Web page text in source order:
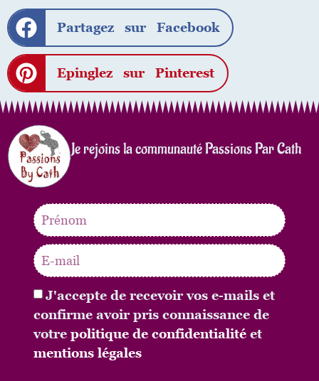
Partagez sur Facebook
Epinglez sur Pinterest
Je rejoins la communauté Passions Par Cath
J'accepte de recevoir vos e-mails et
confirme avoir pris connaissance de
votrepolitique de confidentialité et
mentions légales